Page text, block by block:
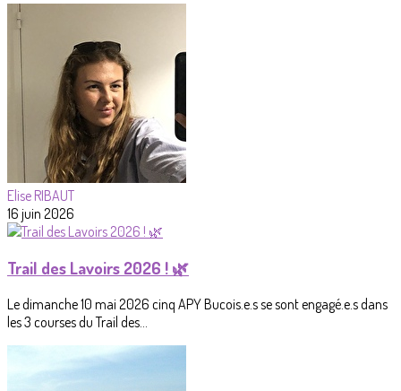
Elise RIBAUT
16 juin 2026
Trail des Lavoirs 2026 ! 🌿
Le dimanche 10 mai 2026 cinq APY Bucois.e.s se sont engagé.e.s dans
les 3 courses du Trail des...